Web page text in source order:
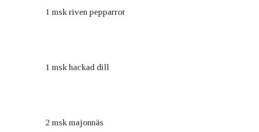
1 msk riven pepparrot
1 msk hackad dill
2 msk majonnäs